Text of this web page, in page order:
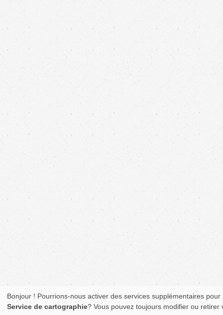
Bonjour ! Pourrions-nous activer des services supplémentaires pour
Service de cartographie? Vous pouvez toujours modifier ou